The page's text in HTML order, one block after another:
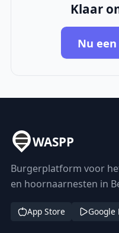
Klaar
Nu
WASPP
Burgerplatform voor
en hoornaarnesten in
App Store Google